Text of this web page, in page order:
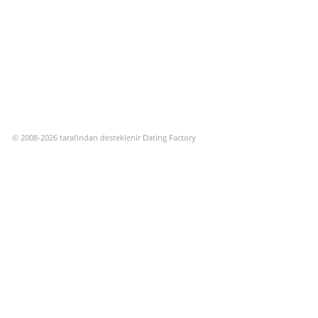
© 2008-2026 tarafından desteklenir Dating Factory